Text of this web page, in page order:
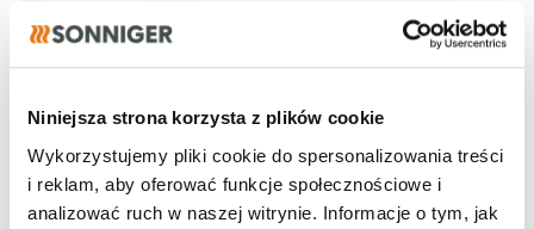
Niniejsza strona korzysta z plików cookie
Wykorzystujemy pliki cookie do spersonalizowania treści
i reklam, aby oferować funkcje społecznościowe i
analizować ruch w naszej witrynie. Informacje o tym, jak
28.07.2026